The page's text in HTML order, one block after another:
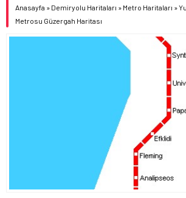
Anasayfa » Demiryolu Haritaları » Metro Haritaları »
Metrosu Güzergah Haritası